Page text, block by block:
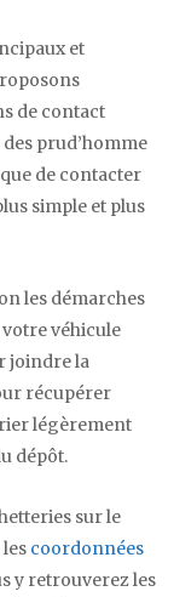
et
de contact
prud’homme
de contacter
simple et plus
les démarches
véhicule
joindre la
récupérer
légèrement
dépôt.
sur le
coordonnées
y retrouverez les